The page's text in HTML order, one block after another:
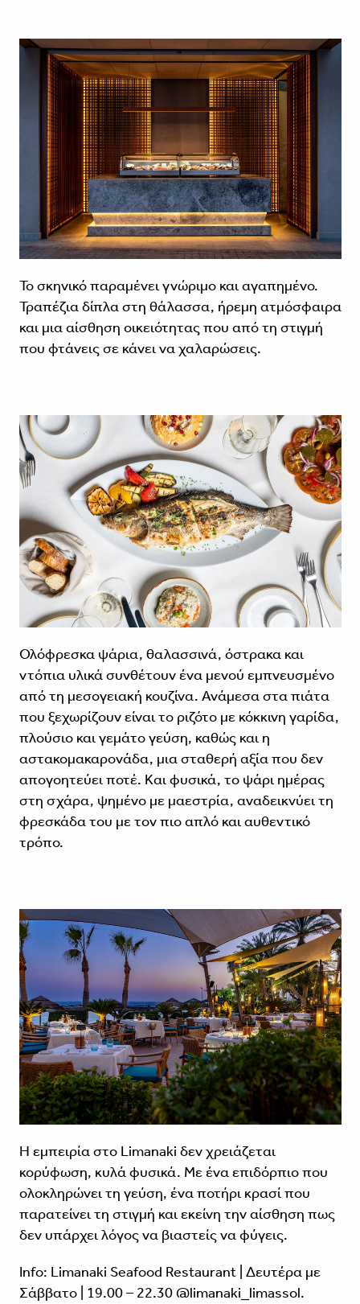
Το σκηνικό παραμένει γνώριμο και αγαπημένο.
Τραπέζια δίπλα στη θάλασσα, ήρεμη ατμόσφαιρα
και μια αίσθηση οικειότητας που από τη στιγμή
που φτάνεις σε κάνει να χαλαρώσεις.
Ολόφρεσκα ψάρια, θαλασσινά, όστρακα και
ντόπια υλικά συνθέτουν ένα μενού εμπνευσμένο
από τη μεσογειακή κουζίνα. Ανάμεσα στα πιάτα
που ξεχωρίζουν είναι το ριζότο με κόκκινη γαρίδα,
πλούσιο και γεμάτο γεύση, καθώς και η
αστακομακαρονάδα, μια σταθερή αξία που δεν
απογοητεύει ποτέ. Και φυσικά, το ψάρι ημέρας
στη σχάρα, ψημένο με μαεστρία, αναδεικνύει τη
φρεσκάδα του με τον πιο απλό και αυθεντικό
τρόπο.
Η εμπειρία στο Limanaki δεν χρειάζεται
κορύφωση, κυλά φυσικά. Με ένα επιδόρπιο που
ολοκληρώνει τη γεύση, ένα ποτήρι κρασί που
παρατείνει τη στιγμή και εκείνη την αίσθηση πως
δεν υπάρχει λόγος να βιαστείς να φύγεις.
Info: Limanaki Seafood Restaurant | Δευτέρα με
Σάββατο | 19.00 – 22.30 @limanaki_limassol.